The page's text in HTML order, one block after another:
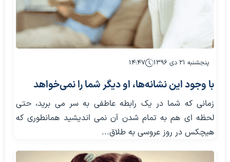
پنجشنبه ۲۱ دی ۱۳۹۶ ۱۴:۴۷
با وجود این نشانه‌ها، او دیگر شما را نمی‌خواهد
زمانی که شما در یک رابطه عاطفی به سر می برید، حتی
لحظه ای هم به تمام شدن آن نمی اندیشید همانطوری که
هیچکس در روز عروسی به طلاق...